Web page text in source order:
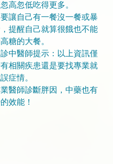
高忽低吃得更多。
讓自己有一餐沒一餐或暴
提醒自己就算很餓也不能
糖的大餐。
中醫師提示：以上資訊僅
相關疾患還是要找專業就
症情。
醫師診斷胖因，中藥也有
效能！